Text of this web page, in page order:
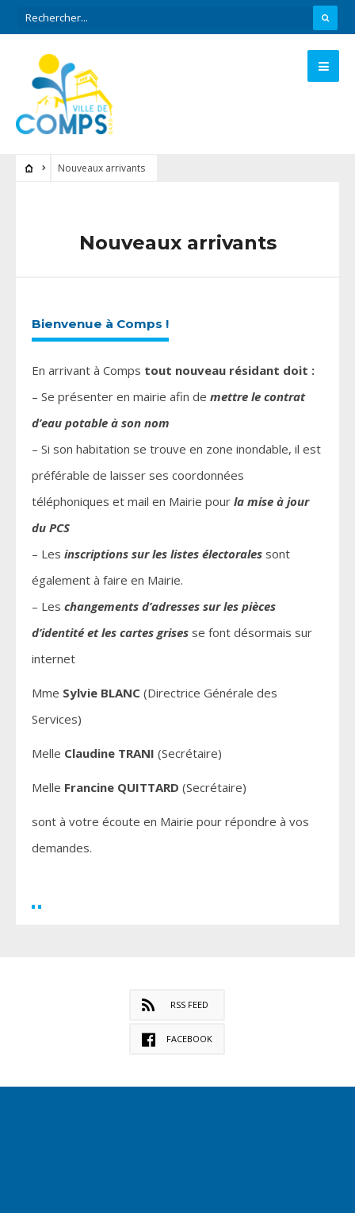
Nouveaux arrivants
Nouveaux arrivants
Bienvenue à Comps !
En arrivant à Comps tout nouveau résidant doit :
– Se présenter en mairie afin de mettre le contrat
d’eau potable à son nom
– Si son habitation se trouve en zone inondable, il est
préférable de laisser ses coordonnées
téléphoniques et mail en Mairie pour la mise à jour
du PCS
– Les inscriptions sur les listes électorales sont
également à faire en Mairie.
– Les changements d’adresses sur les pièces
d’identité et les cartes grises se font désormais sur
internet
Mme Sylvie BLANC (Directrice Générale des
Services)
Melle Claudine TRANI (Secrétaire)
Melle Francine QUITTARD (Secrétaire)
sont à votre écoute en Mairie pour répondre à vos
demandes.
RSS FEED
FACEBOOK